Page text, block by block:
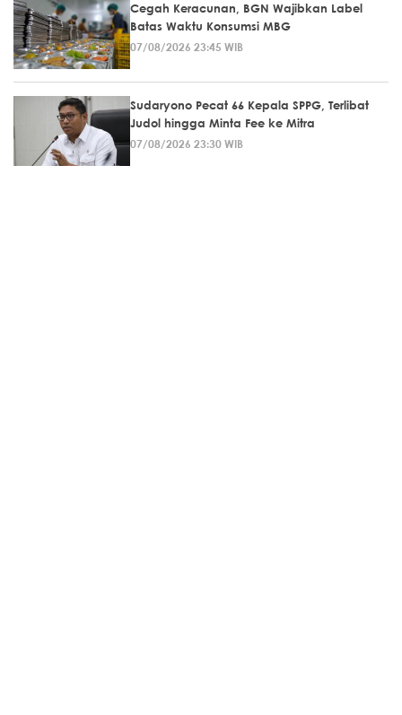
Cegah Keracunan, BGN Wajibkan Label
Batas Waktu Konsumsi MBG
07/08/2026 23:45 WIB
Sudaryono Pecat 66 Kepala SPPG, Terlibat
Judol hingga Minta Fee ke Mitra
07/08/2026 23:30 WIB